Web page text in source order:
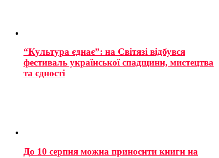
“Культура єднає”: на Світязі відбувся
фестиваль української спадщини, мистецтва
та єдності
До 10 серпня можна приносити книги на